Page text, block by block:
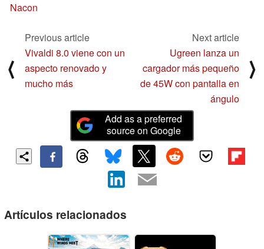
Nacon
⟨
Previous article
Vivaldi 8.0 viene con un
aspecto renovado y
mucho más
Next article
Ugreen lanza un
cargador más pequeño
de 45W con pantalla en
ángulo
⟩
Add as a preferred
source on Google
Artículos relacionados